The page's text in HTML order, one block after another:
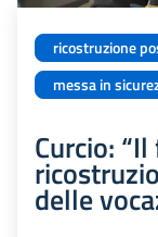
ricostruzione
messa in
Curcio:
delle